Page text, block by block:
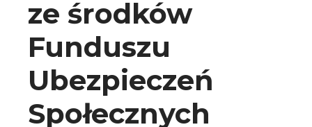
ze środków
Funduszu
Ubezpieczeń
Społecznych